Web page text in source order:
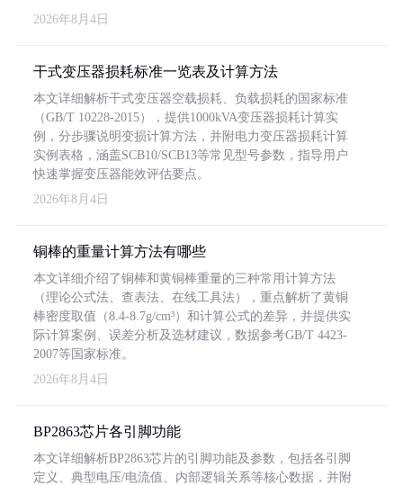
2026年8月4日
干式变压器损耗标准一览表及计算方法
本文详细解析干式变压器空载损耗、负载损耗的国家标准
（GB/T 10228-2015），提供1000kVA变压器损耗计算实
例，分步骤说明变损计算方法，并附电力变压器损耗计算
实例表格，涵盖SCB10/SCB13等常见型号参数，指导用户
快速掌握变压器能效评估要点。
2026年8月4日
铜棒的重量计算方法有哪些
本文详细介绍了铜棒和黄铜棒重量的三种常用计算方法
（理论公式法、查表法、在线工具法），重点解析了黄铜
棒密度取值（8.4-8.7g/cm³）和计算公式的差异，并提供实
际计算案例、误差分析及选材建议，数据参考GB/T 4423-
2007等国家标准。
2026年8月4日
BP2863芯片各引脚功能
本文详细解析BP2863芯片的引脚功能及参数，包括各引脚
定义、典型电压/电流值、内部逻辑关系等核心数据，并附